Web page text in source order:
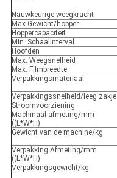
Nauwkeurige weegkracht
Max.Gewicht/hopper
Hoppercapaciteit
Min. Schaalinterval
Hoofden
Max. Weegsnelheid
Max. Filmbreedte
Verpakkingsmateriaal
Verpakkingssnelheid/leeg zakje
Stroomvoorziening
Machinaal afmeting/mm
((L*W*H)
Gewicht van de machine/kg
Verpakking Afmeting/mm
((L*W*H)
Verpakkingsgewicht/kg